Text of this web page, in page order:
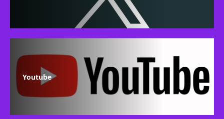
Youtube